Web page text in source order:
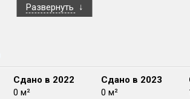
Развернуть
Сдано в 2022
0 м²
Сдано в 2023
0 м²